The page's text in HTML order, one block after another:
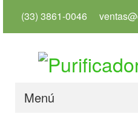
(33) 3861-0046
Menú